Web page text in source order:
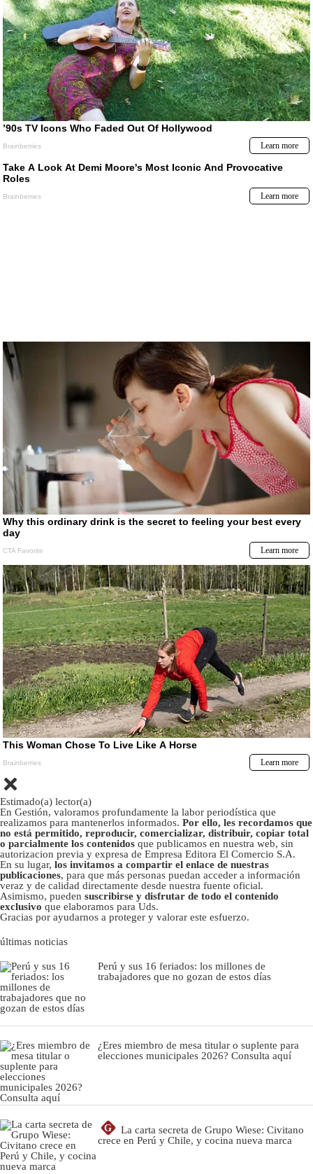
Estimado(a) lector(a)
En Gestión, valoramos profundamente la labor periodística que
realizamos para mantenerlos informados. Por ello, les recordamos que
no está permitido, reproducir, comercializar, distribuir, copiar total
o parcialmente los contenidos que publicamos en nuestra web, sin
autorizacion previa y expresa de Empresa Editora El Comercio S.A.
En su lugar, los invitamos a compartir el enlace de nuestras
publicaciones, para que más personas puedan acceder a información
veraz y de calidad directamente desde nuestra fuente oficial.
Asimismo, pueden suscribirse y disfrutar de todo el contenido
exclusivo que elaboramos para Uds.
Gracias por ayudarnos a proteger y valorar este esfuerzo.
últimas noticias
Perú y sus 16 feriados: los millones de
trabajadores que no gozan de estos días
¿Eres miembro de mesa titular o suplente para
elecciones municipales 2026? Consulta aquí
G
La carta secreta de Grupo Wiese: Civitano
crece en Perú y Chile, y cocina nueva marca